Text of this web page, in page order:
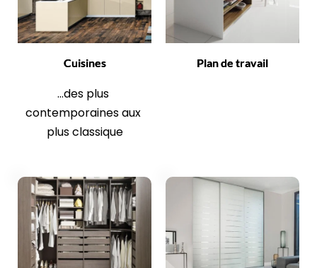
Cuisines
...des plus
contemporaines aux
plus classique
Plan de travail